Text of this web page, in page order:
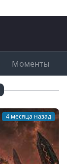
Моменты
4 месяца назад